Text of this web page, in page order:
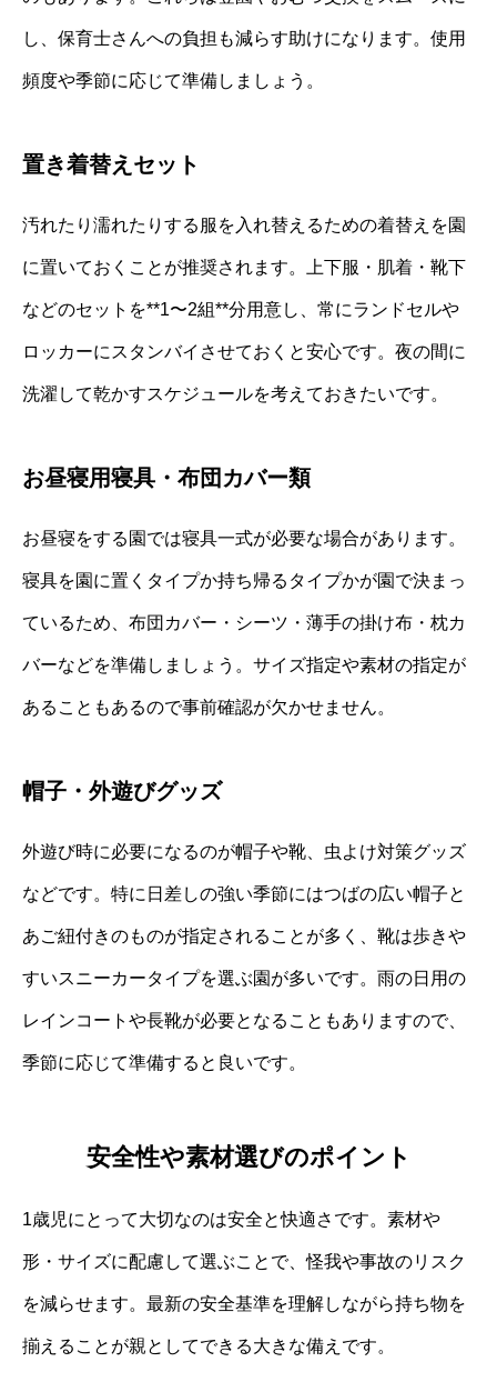
し、保育士さんへの負担も減らす助けになります。使用
頻度や季節に応じて準備しましょう。
置き着替えセット
汚れたり濡れたりする服を入れ替えるための着替えを園
に置いておくことが推奨されます。上下服・肌着・靴下
などのセットを**1〜2組**分用意し、常にランドセルや
ロッカーにスタンバイさせておくと安心です。夜の間に
洗濯して乾かすスケジュールを考えておきたいです。
お昼寝用寝具・布団カバー類
お昼寝をする園では寝具一式が必要な場合があります。
寝具を園に置くタイプか持ち帰るタイプかが園で決まっ
ているため、布団カバー・シーツ・薄手の掛け布・枕カ
バーなどを準備しましょう。サイズ指定や素材の指定が
あることもあるので事前確認が欠かせません。
帽子・外遊びグッズ
外遊び時に必要になるのが帽子や靴、虫よけ対策グッズ
などです。特に日差しの強い季節にはつばの広い帽子と
あご紐付きのものが指定されることが多く、靴は歩きや
すいスニーカータイプを選ぶ園が多いです。雨の日用の
レインコートや長靴が必要となることもありますので、
季節に応じて準備すると良いです。
安全性や素材選びのポイント
1歳児にとって大切なのは安全と快適さです。素材や
形・サイズに配慮して選ぶことで、怪我や事故のリスク
を減らせます。最新の安全基準を理解しながら持ち物を
揃えることが親としてできる大きな備えです。